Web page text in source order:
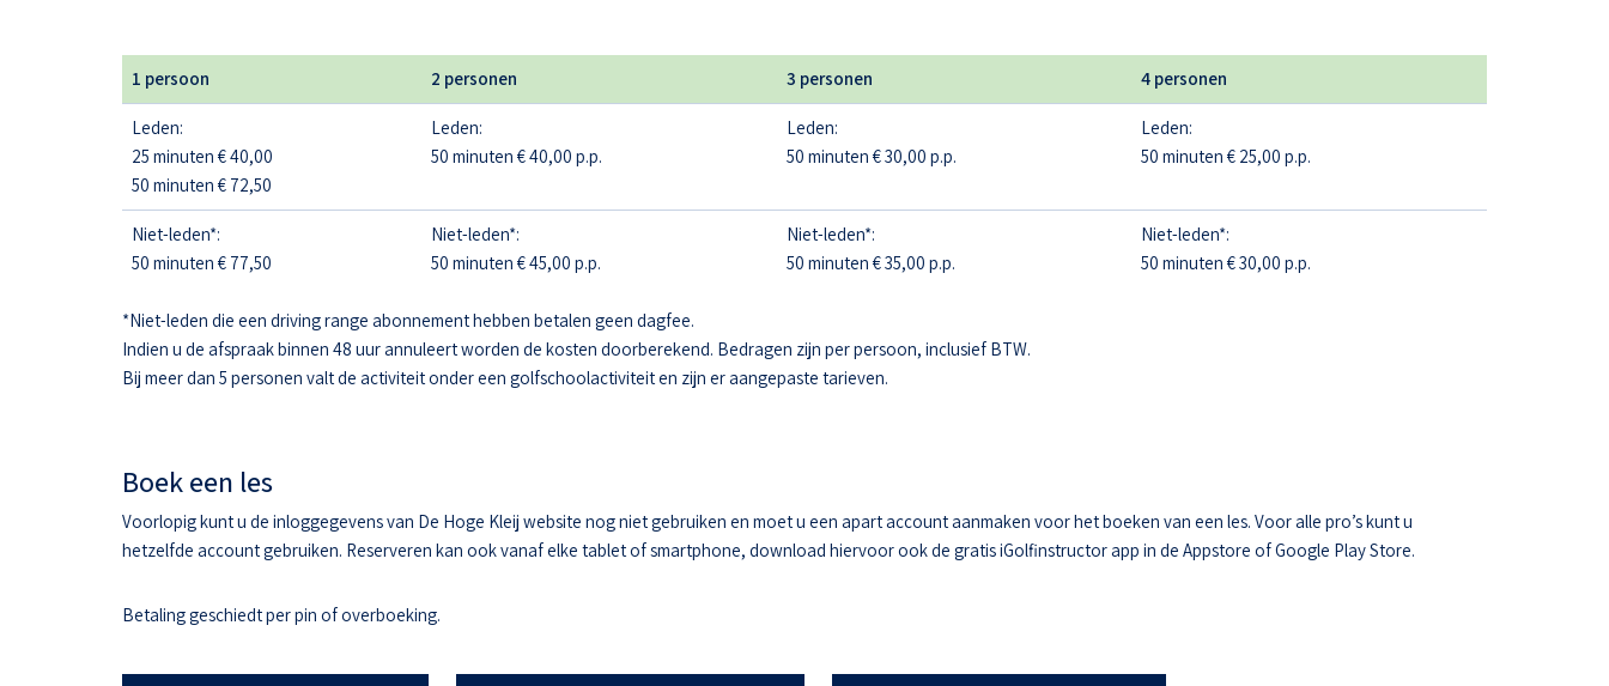
1 persoon 2 personen 3 personen 4 personen
Leden:
25 minuten € 40,00
50 minuten € 72,50
Leden:
50 minuten € 40,00 p.p.
Leden:
50 minuten € 30,00 p.p.
Leden:
50 minuten € 25,00 p.p.
Niet-leden*:
50 minuten € 77,50
Niet-leden*:
50 minuten € 45,00 p.p.
Niet-leden*:
50 minuten € 35,00 p.p.
Niet-leden*:
50 minuten € 30,00 p.p.
*Niet-leden die een driving range abonnement hebben betalen geen dagfee.
Indien u de afspraak binnen 48 uur annuleert worden de kosten doorberekend. Bedragen zijn per persoon, inclusief BTW.
Bij meer dan 5 personen valt de activiteit onder een golfschoolactiviteit en zijn er aangepaste tarieven.
Boek een les
Voorlopig kunt u de inloggegevens van De Hoge Kleij website nog niet gebruiken en moet u een apart account aanmaken voor het boeken van een les. Voor alle pro’s kunt u
hetzelfde account gebruiken. Reserveren kan ook vanaf elke tablet of smartphone, download hiervoor ook de gratis iGolfinstructor app in de Appstore of Google Play Store.
Betaling geschiedt per pin of overboeking.